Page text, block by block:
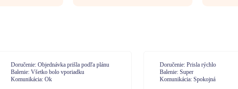
Doručenie: Prisla rýchlo
Balenie: Super
Komunikácia: Spokojná
Doručenie: velmi
Balenie: spokojná
Komunikácia: komunikácia na